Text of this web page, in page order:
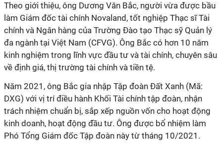
Theo giới thiệu, ông Dương Văn Bắc, người vừa được bầu
làm Giám đốc tài chính Novaland, tốt nghiệp Thạc sĩ Tài
chính và Ngân hàng của Trường Đào tạo Thạc sỹ Quản lý
đa ngành tại Việt Nam (CFVG). Ông Bắc có hơn 10 năm
kinh nghiệm trong lĩnh vực đầu tư và tài chính, chuyên sâu
về định giá, thị trường tài chính và tiền tệ.
Năm 2021, ông Bắc gia nhập Tập đoàn Đất Xanh (Mã:
DXG) với vị trí điều hành Khối Tài chính tập đoàn, nhận
trách nhiệm chuẩn bị, sắp xếp nguồn vốn cho hoạt động
kinh doanh, hoạt động đầu tư. Ông được bổ nhiệm làm
Phó Tổng Giám đốc Tập đoàn này từ tháng 10/2021.